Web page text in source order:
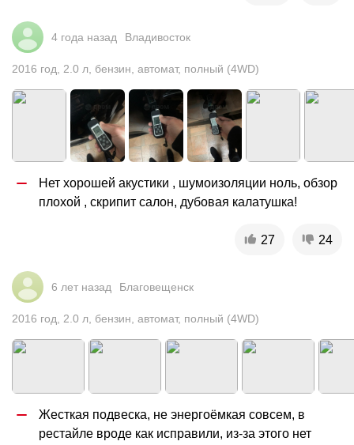
4 года назад Владивосток
2016 год 2.0 л бензин автомат, полный (4WD)
Нет хорошей акустики , шумоизоляции ноль, обзор
плохой , скрипит салон, дубовая калатушка!
27 24
6 лет назад Благовещенск
2016 год 2.0 л бензин автомат, полный (4WD)
Жесткая подвеска, не энергоёмкая совсем, в
рестайле вроде как исправили, из-за этого нет